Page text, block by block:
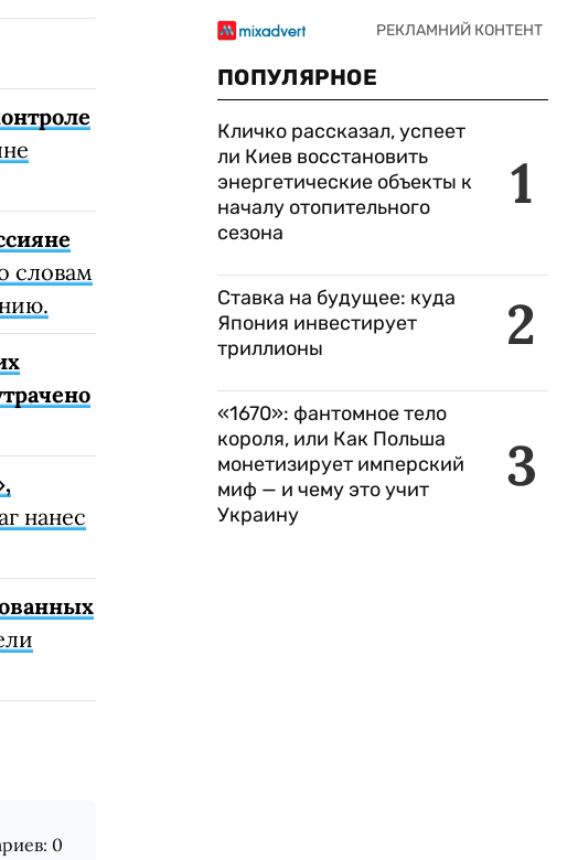
словам
нанес
0
ПОПУЛЯРНОЕ
1
Кличко рассказал, успеет
ли Киев восстановить
энергетические объекты к
началу отопительного
сезона
2
Ставка на будущее: куда
Япония инвестирует
триллионы
3
«1670»: фантомное тело
короля, или Как Польша
монетизирует имперский
миф — и чему это учит
Украину